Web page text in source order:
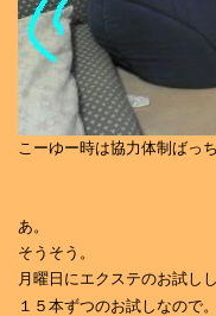
こーゆー時は協力体制ばっ
あ。
そうそう。
月曜日にエクステのお試
１５本ずつのお試しなので